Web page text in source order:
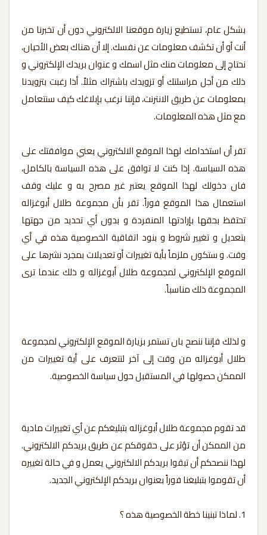
بشكل عام، تستطيع زيارة موقعنا الالكتروني دون أن تخبرنا من
أنت أو أن تكشف معلومات عن نفسك. إلا أن هناك بعض الأحيان،
نحتاج إلى معلومات منك مثل اسمك و عنوان بريدك الإلكتروني و
ذلك من أجل مراسلتك أو تزويدك باشتراك مثلاً. أذا رغبت بتزويدنا
بمعلومات عن طريق الانترنت، فإننا نرغب بإبلاغك كيف سنتعامل
مع مثل هذه المعلومات.
تقر أن استخدامك لهذا الموقع الالكتروني يعني موافقتك على
هذه السياسة. إذا كنت لا توافق على هذه السياسة بالكامل،
فان دخولك لهذا الموقع يعتبر غير مصرح به و عليك وقف
استعمال هذا الموقع فوراً. تقر بأن مجموعة طلال أبوغزاله
تحتفظ بحقها بإرادتها المنفردة و بدون أي تحديد من جهتها
بتعديل و تغيير شروط و بنود اتفاقية الخصوصية هذه في أي
وقت. و ستكون ملزماً بأية تغييرات أو تعديلات بمجرد نشرها على
الموقع الإلكتروني لمجموعة طلال أبوغزاله و ذلك عندما ترى
المجموعة ذلك مناسباً.
و لذلك فإننا ننصح بان تستمر بزيارة الموقع الإلكتروني لمجموعة
طلال أبوغزاله من وقت إلى آخر لتتعرف على أية تغييرات من
الممكن حصولها في المستقبل حول سياسة الخصوصية.
قد تقوم مجموعة طلال أبوغزاله بتبليغكم عن أي تغييرات مادية
من الممكن أن تؤثر على حقوقكم عن طريق بريدكم الالكتروني.
لهذا ننصحكم أن تبقوا بريدكم الالكتروني يعمل و في حالة تغييره
أن تقوموا بتبليغنا فوراً بعنوان بريدكم الإلكتروني الجديد.